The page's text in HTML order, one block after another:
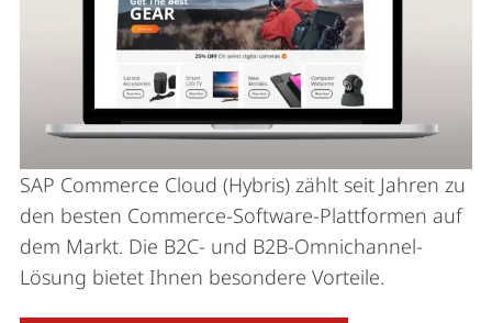
SAP Commerce Cloud (Hybris) zählt seit Jahren zu
den besten Commerce-Software-Plattformen auf
dem Markt. Die B2C- und B2B-Omnichannel-
Lösung bietet Ihnen besondere Vorteile.